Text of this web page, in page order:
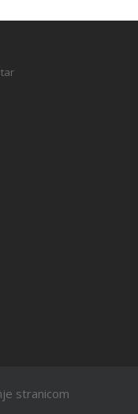
stranicom